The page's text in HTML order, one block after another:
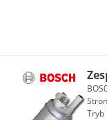
Tryb